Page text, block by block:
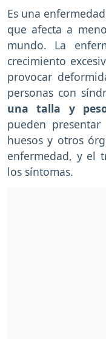
Es una
que afecta a
mundo. La
crecimiento
provocar
personas con
una talla y
pueden
huesos y otros
enfermedad, y el
los síntomas.